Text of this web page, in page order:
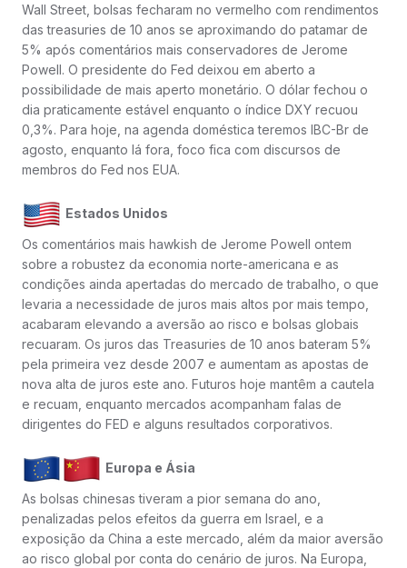
Wall Street, bolsas fecharam no vermelho com rendimentos
das treasuries de 10 anos se aproximando do patamar de
5% após comentários mais conservadores de Jerome
Powell. O presidente do Fed deixou em aberto a
possibilidade de mais aperto monetário. O dólar fechou o
dia praticamente estável enquanto o índice DXY recuou
0,3%. Para hoje, na agenda doméstica teremos IBC-Br de
agosto, enquanto lá fora, foco fica com discursos de
membros do Fed nos EUA.
Estados Unidos
Os comentários mais hawkish de Jerome Powell ontem
sobre a robustez da economia norte-americana e as
condições ainda apertadas do mercado de trabalho, o que
levaria a necessidade de juros mais altos por mais tempo,
acabaram elevando a aversão ao risco e bolsas globais
recuaram. Os juros das Treasuries de 10 anos bateram 5%
pela primeira vez desde 2007 e aumentam as apostas de
nova alta de juros este ano. Futuros hoje mantêm a cautela
e recuam, enquanto mercados acompanham falas de
dirigentes do FED e alguns resultados corporativos.
Europa e Ásia
As bolsas chinesas tiveram a pior semana do ano,
penalizadas pelos efeitos da guerra em Israel, e a
exposição da China a este mercado, além da maior aversão
ao risco global por conta do cenário de juros. Na Europa,